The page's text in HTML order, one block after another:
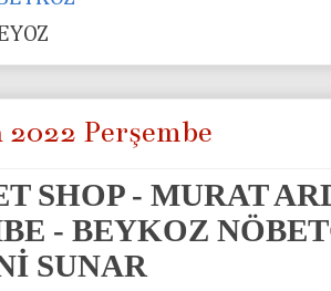
Perşembe
SHOP - MURAT
- BEYKOZ
SUNAR